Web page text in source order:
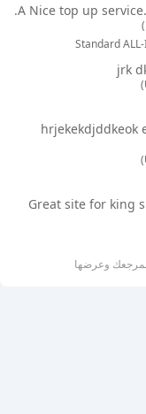
A Nice top up
Standard
jrk
hrjekekdjddkeok
Great site for king
وعرضها